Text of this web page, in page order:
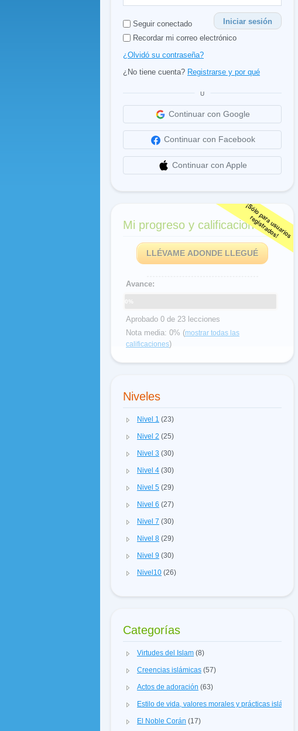
Seguir conectado
Iniciar sesión
Recordar mi correo electrónico
¿Olvidó su contraseña?
¿No tiene cuenta? Registrarse y por qué
U
Continuar con Google
Continuar con Facebook
Continuar con Apple
Mi progreso y calificaciones
LLÉVAME ADONDE LLEGUÉ
Avance:
0%
Aprobado 0 de 23 lecciones
Nota media: 0% (mostrar todas las
calificaciones)
Niveles
Nivel 1 (23)
Nivel 2 (25)
Nivel 3 (30)
Nivel 4 (30)
Nivel 5 (29)
Nivel 6 (27)
Nivel 7 (30)
Nivel 8 (29)
Nivel 9 (30)
Nivel10 (26)
Categorías
Virtudes del Islam (8)
Creencias islámicas (57)
Actos de adoración (63)
Estilo de vida, valores morales y prácticas islámicas
El Noble Corán (17)